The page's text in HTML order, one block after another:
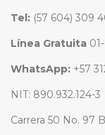
Tel: (57 604) 309
Línea Gratuita
WhatsApp: +57
NIT: 890.932.124-3
Carrera 50 No. 97